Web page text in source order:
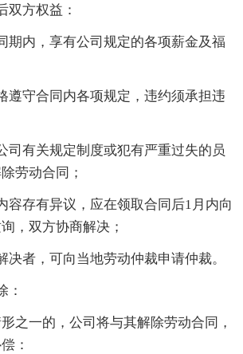
双方权益：
期内，享有公司规定的各项薪金及福
遵守合同内各项规定，违约须承担违
司有关规定制度或犯有严重过失的员
劳动合同；
容存有异议，应在领取合同后1月内向
，双方协商解决；
决者，可向当地劳动仲裁申请仲裁。
：
之一的，公司将与其解除劳动合同，
：